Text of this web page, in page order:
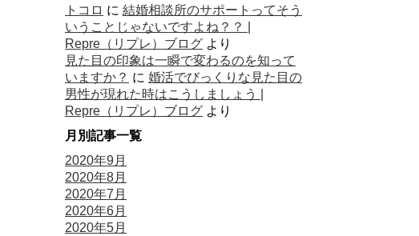
トコロ に 結婚相談所のサポートってそう
いうことじゃないですよね？？ |
Repre（リプレ）ブログ より
見た目の印象は一瞬で変わるのを知って
いますか？ に 婚活でびっくりな見た目の
男性が現れた時はこうしましょう |
Repre（リプレ）ブログ より
月別記事一覧
2020年9月
2020年8月
2020年7月
2020年6月
2020年5月